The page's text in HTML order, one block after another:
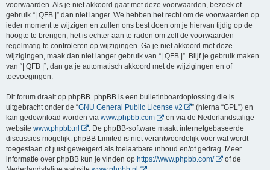
voorwaarden. Als je niet akkoord gaat met deze voorwaarden, bezoek of
gebruik “| QFB |” dan niet langer. We hebben het recht om de voorwaarden op
ieder moment te wijzigen en zullen ons best doen om je hiervan tijdig op de
hoogte te brengen, het is echter aan te raden om zelf de voorwaarden
regelmatig te controleren op wijzigingen. Ga je niet akkoord met deze
wijzigingen, maak dan niet langer gebruik van “| QFB |”. Blijf je gebruik maken
van “| QFB |”, dan ga je automatisch akkoord met de wijzigingen en of
toevoegingen.
Dit forum draait op phpBB. phpBB is een bulletinboardoplossing die is
uitgebracht onder de “GNU General Public License v2
” (hierna “GPL”) en
kan gedownload worden via www.phpbb.com
en via de Nederlandstalige
website www.phpbb.nl
. De phpBB-software maakt internetgebaseerde
discussies mogelijk. phpBB Limited is niet verantwoordelijk voor wat wordt
toegestaan of juist geweigerd als toelaatbare inhoud en/of gedrag. Meer
informatie over phpBB kun je vinden op https://www.phpbb.com/
of de